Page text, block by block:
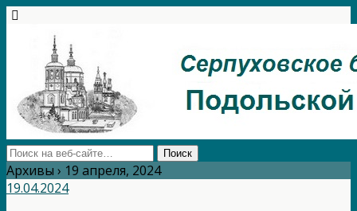
Архивы › 19 апреля, 2024
19.04.2024